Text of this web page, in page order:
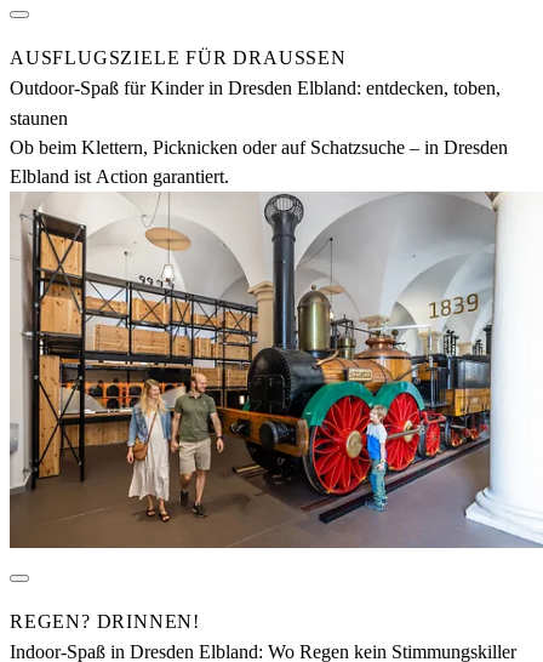
AUSFLUGSZIELE FÜR DRAUSSEN
Outdoor-Spaß für Kinder in Dresden Elbland: entdecken, toben,
staunen
Ob beim Klettern, Picknicken oder auf Schatzsuche – in Dresden
Elbland ist Action garantiert.
REGEN? DRINNEN!
Indoor-Spaß in Dresden Elbland: Wo Regen kein Stimmungskiller